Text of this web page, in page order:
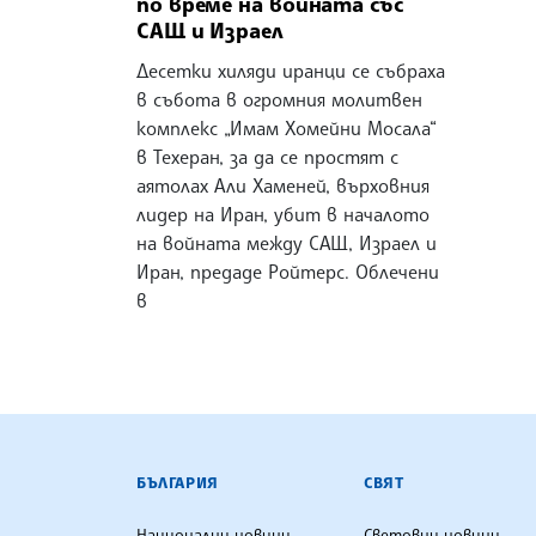
САЩ и Израел
Десетки хиляди иранци се събраха
в събота в огромния молитвен
комплекс „Имам Хомейни Мосала“
в Техеран, за да се простят с
аятолах Али Хаменей, върховния
лидер на Иран, убит в началото
на войната между САЩ, Израел и
Иран, предаде Ройтерс. Облечени
в
БЪЛГАРСКА ТЕЛЕГРАФНА
БЪЛГАРИЯ СВЯТ